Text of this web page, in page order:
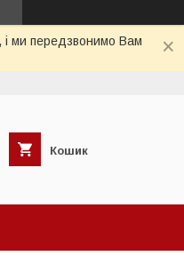
і ми передзвонимо Вам
Кошик